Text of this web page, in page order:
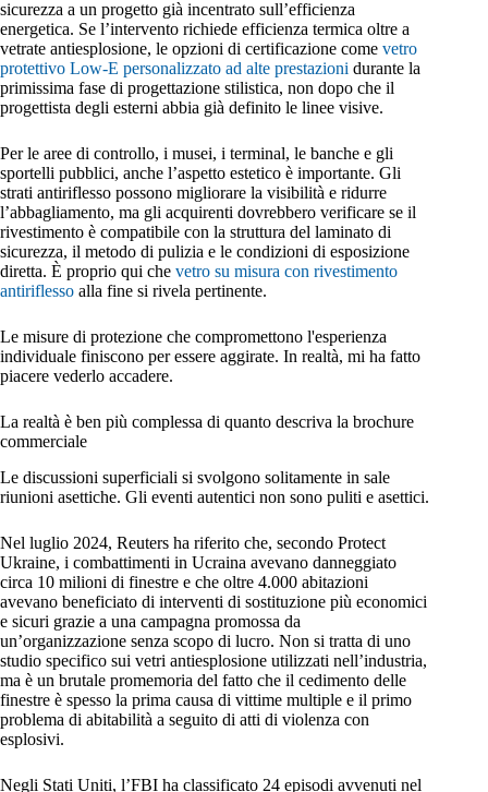
sicurezza a un progetto già incentrato sull’efficienza
energetica. Se l’intervento richiede efficienza termica oltre a
vetrate antiesplosione, le opzioni di certificazione come vetro
protettivo Low-E personalizzato ad alte prestazioni durante la
primissima fase di progettazione stilistica, non dopo che il
progettista degli esterni abbia già definito le linee visive.
Per le aree di controllo, i musei, i terminal, le banche e gli
sportelli pubblici, anche l’aspetto estetico è importante. Gli
strati antiriflesso possono migliorare la visibilità e ridurre
l’abbagliamento, ma gli acquirenti dovrebbero verificare se il
rivestimento è compatibile con la struttura del laminato di
sicurezza, il metodo di pulizia e le condizioni di esposizione
diretta. È proprio qui che vetro su misura con rivestimento
antiriflesso alla fine si rivela pertinente.
Le misure di protezione che compromettono l'esperienza
individuale finiscono per essere aggirate. In realtà, mi ha fatto
piacere vederlo accadere.
La realtà è ben più complessa di quanto descriva la brochure
commerciale
Le discussioni superficiali si svolgono solitamente in sale
riunioni asettiche. Gli eventi autentici non sono puliti e asettici.
Nel luglio 2024, Reuters ha riferito che, secondo Protect
Ukraine, i combattimenti in Ucraina avevano danneggiato
circa 10 milioni di finestre e che oltre 4.000 abitazioni
avevano beneficiato di interventi di sostituzione più economici
e sicuri grazie a una campagna promossa da
un’organizzazione senza scopo di lucro. Non si tratta di uno
studio specifico sui vetri antiesplosione utilizzati nell’industria,
ma è un brutale promemoria del fatto che il cedimento delle
finestre è spesso la prima causa di vittime multiple e il primo
problema di abitabilità a seguito di atti di violenza con
esplosivi.
Negli Stati Uniti, l’FBI ha classificato 24 episodi avvenuti nel